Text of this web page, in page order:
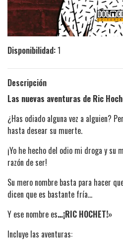
Disponibilidad:1
Descripción
Las nuevas aventuras de Ric
¿Has odiado alguna vez a alguien?
hasta desear su muerte.
¡Yo he hecho del odio mi droga y su
razón de ser!
Su mero nombre basta para hacer
dicen que es bastante fría…
Y ese nombre es…¡RIC HOCHET!»
Incluye las aventuras: